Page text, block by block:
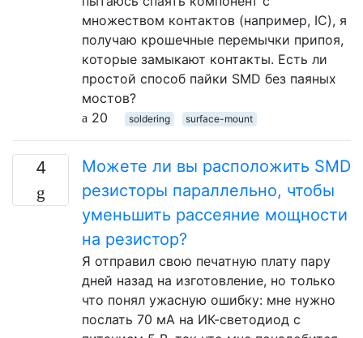
множеством контактов (например, IC), я
получаю крошечные перемычки припоя,
которые замыкают контакты. Есть ли
простой способ пайки SMD без паяных
мостов?
20
soldering surface-mount
4
Можете ли вы расположить SMD
резисторы параллельно, чтобы
уменьшить рассеяние мощности
на резистор?
Я отправил свою печатную плату пару
дней назад на изготовление, но только
что понял ужасную ошибку: мне нужно
послать 70 мА на ИК-светодиод с